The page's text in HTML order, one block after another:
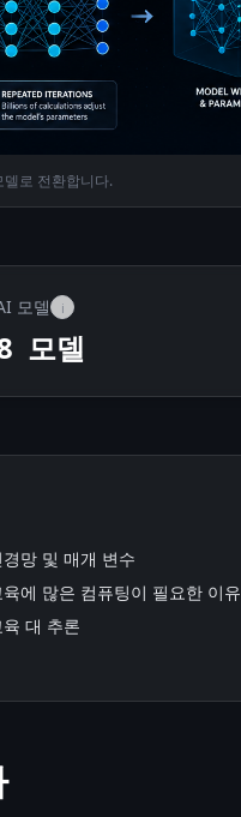
로 전환합니다.
모델 i
모델
경망 및 매개 변수
육에 많은 컴퓨팅이 필요한 이유
육 대 추론